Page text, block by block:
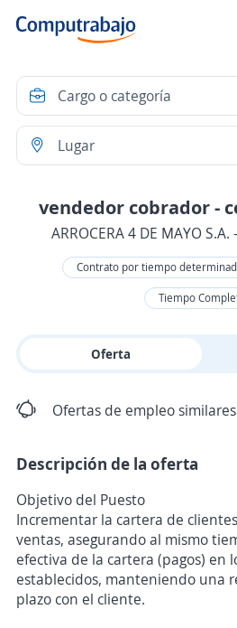
vendedor cobrador -
ARROCERA 4 DE MAYO
Contrato por tiempo
Tiempo
Oferta
Ofertas de empleo similares
Descripción de la oferta
Objetivo del Puesto
Incrementar la cartera de
ventas, asegurando al mismo
efectiva de la cartera (pagos) en
establecidos, manteniendo una
plazo con el cliente.